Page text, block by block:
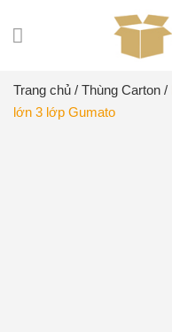
Trang chủ / Thùng Carton /
lớn 3 lớp Gumato